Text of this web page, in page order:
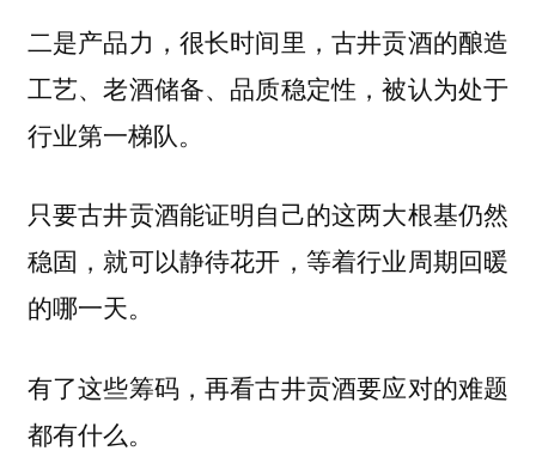
二是产品力，很长时间里，古井贡酒的酿造
工艺、老酒储备、品质稳定性，被认为处于
行业第一梯队。
只要古井贡酒能证明自己的这两大根基仍然
稳固，就可以静待花开，等着行业周期回暖
的哪一天。
有了这些筹码，再看古井贡酒要应对的难题
都有什么。